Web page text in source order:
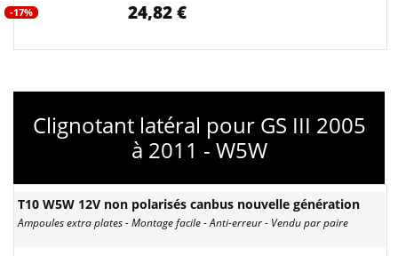
-17% 24,82 €
Clignotant latéral pour GS III 2005
à 2011 - W5W
T10 W5W 12V non polarisés canbus nouvelle génération
Ampoules extra plates - Montage facile - Anti-erreur - Vendu par paire